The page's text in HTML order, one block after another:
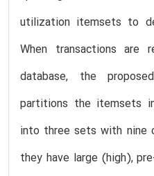
utilization itemsets to
When transactions are
database, the
partitions the itemsets
into three sets with nine
they have large (high),